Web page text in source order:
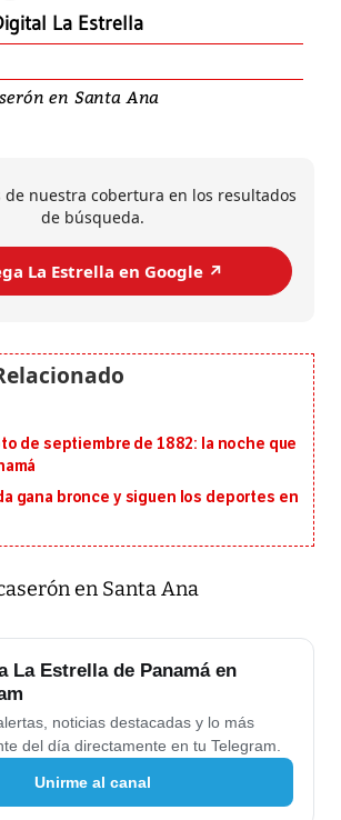
La Estrella
en Santa Ana
de nuestra cobertura en los resultados
de búsqueda.
La Estrella en Google ↗️
de septiembre de 1882: la noche que
gana bronce y siguen los deportes en
en Santa Ana
La Estrella de Panamá en
noticias destacadas y lo más
del día directamente en tu Telegram.
Unirme al canal